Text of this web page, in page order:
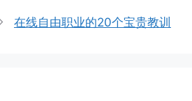
在线自由职业的20个宝贵教训